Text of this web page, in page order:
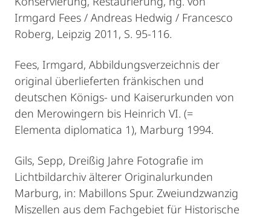
Irmgard Fees / Andreas Hedwig / Francesco
Roberg, Leipzig 2011, S. 95-116.
Fees, Irmgard, Abbildungsverzeichnis der
original überlieferten fränkischen und
deutschen Königs- und Kaiserurkunden von
den Merowingern bis Heinrich VI. (=
Elementa diplomatica 1), Marburg 1994.
Gils, Sepp, Dreißig Jahre Fotografie im
Lichtbildarchiv älterer Originalurkunden
Marburg, in: Mabillons Spur. Zweiundzwanzig
Miszellen aus dem Fachgebiet für Historische